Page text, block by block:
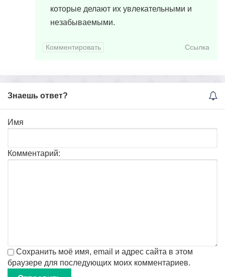
которые делают их увлекательными и
незабываемыми.
Комментировать Ссылка
Знаешь ответ?
Имя
Комментарий:
Сохранить моё имя, email и адрес сайта в этом
браузере для последующих моих комментариев.